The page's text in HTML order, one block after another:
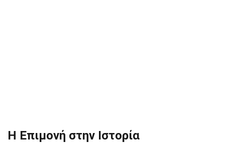
Η Επιμονή στην Ιστορία